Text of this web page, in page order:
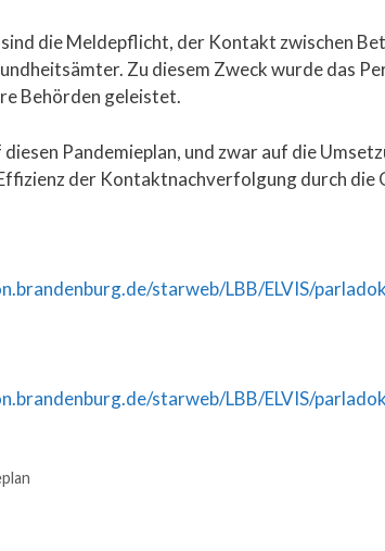
die Meldepflicht, der Kontakt zwischen
Zu diesem Zweck wurde das
Behörden geleistet.
Pandemieplan, und zwar auf die
der Kontaktnachverfolgung durch die
starweb/LBB/ELVIS/
starweb/LBB/ELVIS/